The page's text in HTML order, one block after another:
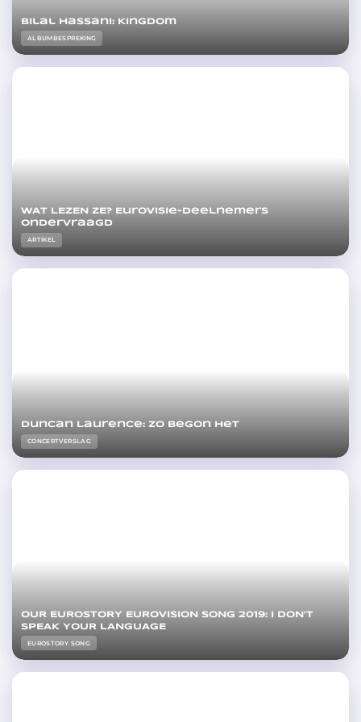
Bilal Hassani: Kingdom
ALBUMBESPREKING
WAT LEZEN ZE? Eurovisie-deelnemers
ondervraagd
ARTIKEL
Duncan Laurence: zo begon het
CONCERTVERSLAG
OUR EUROSTORY EUROVISION SONG 2019: I DON’T
SPEAK YOUR LANGUAGE
EUROSTORY SONG